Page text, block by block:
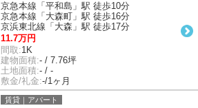
京急本線「平和島」駅 徒歩10分
京急本線「大森町」駅 徒歩16分
京浜東北線「大森」駅 徒歩17分
11.7万円
間取:1K
建物面積:- / 7.76坪
土地面積:- / -
敷金/礼金:-/1ヶ月
賃貸｜アパート